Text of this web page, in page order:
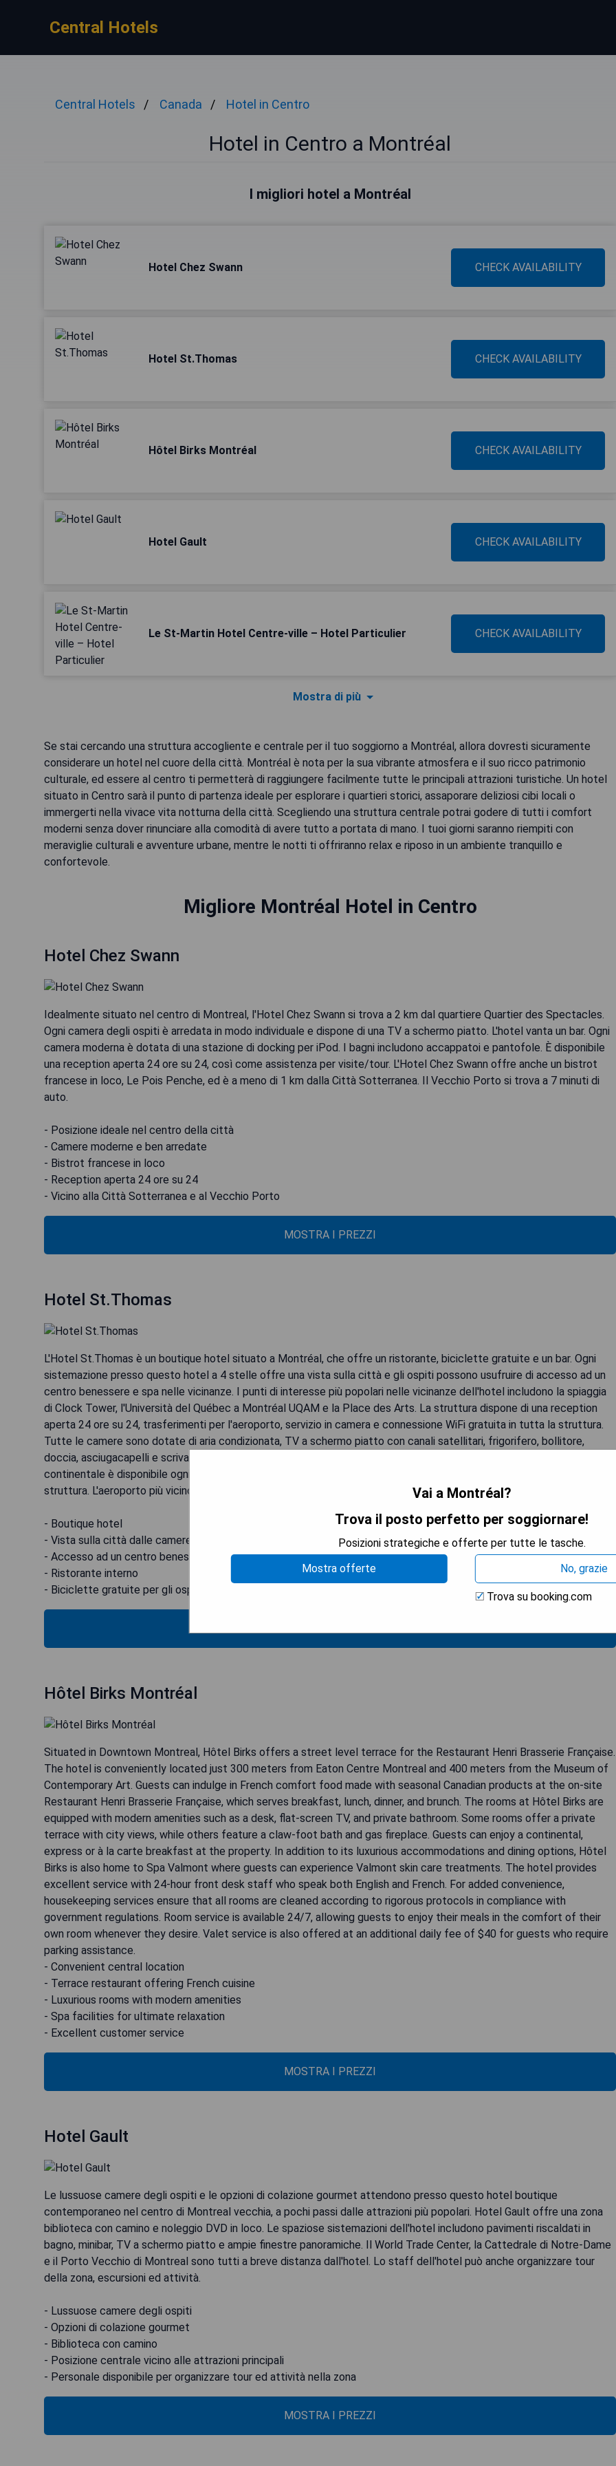
Central Hotels
Central Hotels Canada Hotel in Centro
Hotel in Centro a Montréal
I migliori hotel a Montréal
Hotel Chez Swann CHECK AVAILABILITY
Hotel St.Thomas CHECK AVAILABILITY
Hôtel Birks Montréal CHECK AVAILABILITY
Hotel Gault CHECK AVAILABILITY
Le St-Martin Hotel Centre-ville – Hotel Particulier CHECK AVAILABILITY
Mostra di più
Se stai cercando una struttura accogliente e centrale per il tuo soggiorno a Montréal, allora dovresti sicuramente
considerare un hotel nel cuore della città. Montréal è nota per la sua vibrante atmosfera e il suo ricco patrimonio
culturale, ed essere al centro ti permetterà di raggiungere facilmente tutte le principali attrazioni turistiche. Un hotel
situato in Centro sarà il punto di partenza ideale per esplorare i quartieri storici, assaporare deliziosi cibi locali o
immergerti nella vivace vita notturna della città. Scegliendo una struttura centrale potrai godere di tutti i comfort
moderni senza dover rinunciare alla comodità di avere tutto a portata di mano. I tuoi giorni saranno riempiti con
meraviglie culturali e avventure urbane, mentre le notti ti offriranno relax e riposo in un ambiente tranquillo e
confortevole.
Migliore Montréal Hotel in Centro
Hotel Chez Swann
Idealmente situato nel centro di Montreal, l'Hotel Chez Swann si trova a 2 km dal quartiere Quartier des Spectacles.
Ogni camera degli ospiti è arredata in modo individuale e dispone di una TV a schermo piatto. L'hotel vanta un bar. Ogni
camera moderna è dotata di una stazione di docking per iPod. I bagni includono accappatoi e pantofole. È disponibile
una reception aperta 24 ore su 24, così come assistenza per visite/tour. L'Hotel Chez Swann offre anche un bistrot
francese in loco, Le Pois Penche, ed è a meno di 1 km dalla Città Sotterranea. Il Vecchio Porto si trova a 7 minuti di
auto.
- Posizione ideale nel centro della città
- Camere moderne e ben arredate
- Bistrot francese in loco
- Reception aperta 24 ore su 24
- Vicino alla Città Sotterranea e al Vecchio Porto
MOSTRA I PREZZI
Hotel St.Thomas
L'Hotel St.Thomas è un boutique hotel situato a Montréal, che offre un ristorante, biciclette gratuite e un bar. Ogni
sistemazione presso questo hotel a 4 stelle offre una vista sulla città e gli ospiti possono usufruire di accesso ad un
centro benessere e spa nelle vicinanze. I punti di interesse più popolari nelle vicinanze dell'hotel includono la spiaggia
di Clock Tower, l'Università del Québec a Montréal UQAM e la Place des Arts. La struttura dispone di una reception
aperta 24 ore su 24, trasferimenti per l'aeroporto, servizio in camera e connessione WiFi gratuita in tutta la struttura.
Tutte le camere sono dotate di aria condizionata, TV a schermo piatto con canali satellitari, frigorifero, bollitore,
doccia, asciugacapelli e scrivania. Presso l'hotel troverete anche armadietti ed un bagno privato. La colazione
continentale è disponibile ogni mattina presso l'Hotel St.Thomas e gli ospiti possono godere della terrazza della
struttura. L'aeroporto più vicino è quello di Montréal/St-Hubert Airport situato a 12 km dall'hotel.
- Boutique hotel
- Vista sulla città dalle camere
- Accesso ad un centro benessere/spa nelle vicinanze
- Ristorante interno
- Biciclette gratuite per gli ospiti
Hôtel Birks Montréal
Situated in Downtown Montreal, Hôtel Birks offers a street level terrace for the Restaurant Henri Brasserie Française.
The hotel is conveniently located just 300 meters from Eaton Centre Montreal and 400 meters from the Museum of
Contemporary Art. Guests can indulge in French comfort food made with seasonal Canadian products at the on-site
Restaurant Henri Brasserie Française, which serves breakfast, lunch, dinner, and brunch. The rooms at Hôtel Birks are
equipped with modern amenities such as a desk, flat-screen TV, and private bathroom. Some rooms offer a private
terrace with city views, while others feature a claw-foot bath and gas fireplace. Guests can enjoy a continental,
express or à la carte breakfast at the property. In addition to its luxurious accommodations and dining options, Hôtel
Birks is also home to Spa Valmont where guests can experience Valmont skin care treatments. The hotel provides
excellent service with 24-hour front desk staff who speak both English and French. For added convenience,
housekeeping services ensure that all rooms are cleaned according to rigorous protocols in compliance with
government regulations. Room service is available 24/7, allowing guests to enjoy their meals in the comfort of their
own room whenever they desire. Valet service is also offered at an additional daily fee of $40 for guests who require
parking assistance.
- Convenient central location
- Terrace restaurant offering French cuisine
- Luxurious rooms with modern amenities
- Spa facilities for ultimate relaxation
- Excellent customer service
MOSTRA I PREZZI
Hotel Gault
Le lussuose camere degli ospiti e le opzioni di colazione gourmet attendono presso questo hotel boutique
contemporaneo nel centro di Montreal vecchia, a pochi passi dalle attrazioni più popolari. Hotel Gault offre una zona
biblioteca con camino e noleggio DVD in loco. Le spaziose sistemazioni dell'hotel includono pavimenti riscaldati in
bagno, minibar, TV a schermo piatto e ampie finestre panoramiche. Il World Trade Center, la Cattedrale di Notre-Dame
e il Porto Vecchio di Montreal sono tutti a breve distanza dall'hotel. Lo staff dell'hotel può anche organizzare tour
della zona, escursioni ed attività.
- Lussuose camere degli ospiti
- Opzioni di colazione gourmet
- Biblioteca con camino
- Posizione centrale vicino alle attrazioni principali
- Personale disponibile per organizzare tour ed attività nella zona
MOSTRA I PREZZI
Vai a Montréal?
Trova il posto perfetto per soggiornare!
Posizioni strategiche e offerte per tutte le tasche.
Mostra offerte
No, grazie
Trova su booking.com